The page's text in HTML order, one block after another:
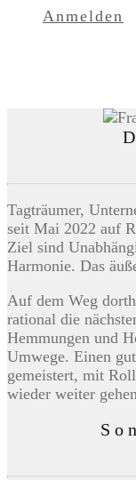
Anmelden
Tagträumer,
seit Mai 2022 auf
Ziel sind
Harmonie. Das
Auf dem Weg
rational die
Hemmungen und
Umwege. Einen
gemeistert, mit
wieder weiter